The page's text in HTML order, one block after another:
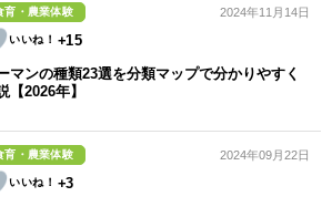
育・農業体験
+15
2024年11月14日
マンの種類23選を分類マップで分かりやすく
【2026年】
育・農業体験
+3
2024年09月22日